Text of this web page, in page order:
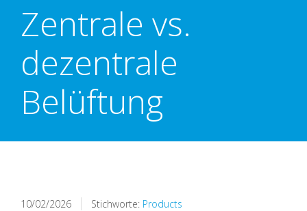
Zentrale vs.
dezentrale
Belüftung
10/02/2026 Stichworte: Products